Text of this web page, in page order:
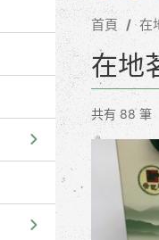
首頁 在
在地
共有 88 筆